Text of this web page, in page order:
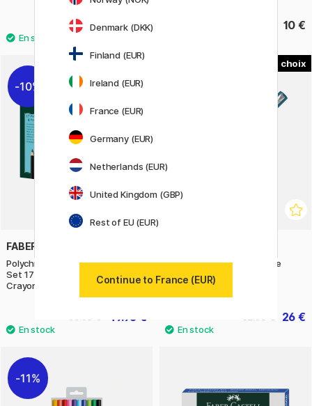
69 € 10 €
10%
FABER-CASTELL
Polychromos & Pitt Graphite Mat
Set 17 Crayons de couleur + 4
Crayons graphite
49.95 €
Vector XL Teal Stylo-plume
26 €
11%
Denmark (DKK)
Finland (EUR)
Ireland (EUR)
France (EUR)
Germany (EUR)
Netherlands (EUR)
United Kingdom (GBP)
Rest of EU (EUR)
Continue to France (EUR)